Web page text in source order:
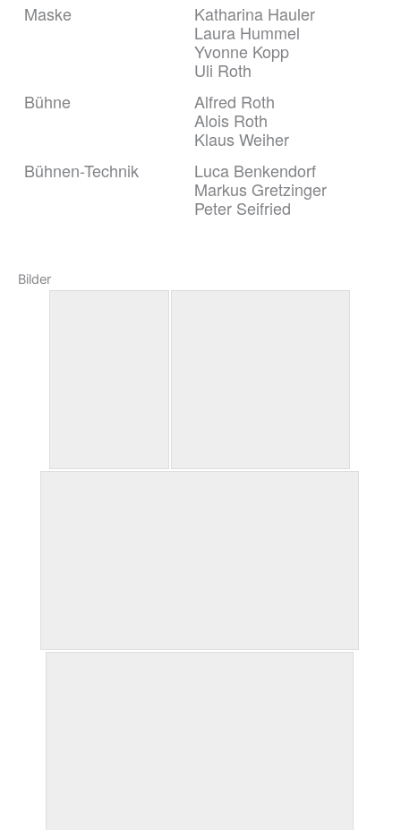
Maske
Katharina Hauler
Laura Hummel
Yvonne Kopp
Uli Roth
Bühne
Alfred Roth
Alois Roth
Klaus Weiher
Bühnen-Technik
Luca Benkendorf
Markus Gretzinger
Peter Seifried
Bilder